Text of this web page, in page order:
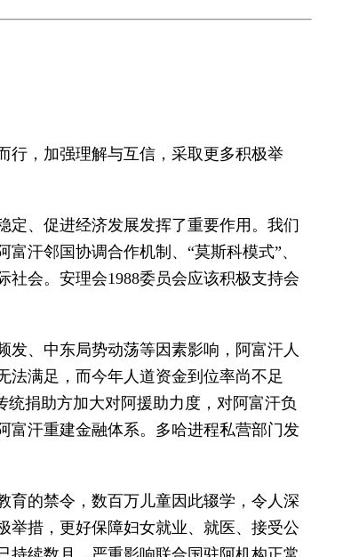
行，加强理解与互信，采取更多积极举
定、促进经济发展发挥了重要作用。我们
汗邻国协调合作机制、“莫斯科模式”、
会。安理会1988委员会应该积极支持会
、中东局势动荡等因素影响，阿富汗人
法满足，而今年人道资金到位率尚不足
捐助方加大对阿援助力度，对阿富汗负
富汗重建金融体系。多哈进程私营部门发
育的禁令，数百万儿童因此辍学，令人深
举措，更好保障妇女就业、就医、接受公